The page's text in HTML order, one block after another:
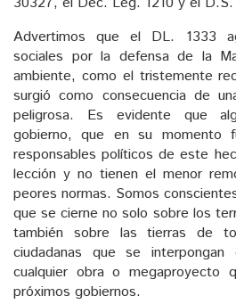
Advertimos que el DL. 1333
sociales por la defensa de la
ambiente, como el tristemente
surgió como consecuencia de
peligrosa. Es evidente que
gobierno, que en su momento
responsables políticos de este
lección y no tienen el menor
peores normas. Somos
que se cierne no solo sobre los
también sobre las tierras de
ciudadanas que se
cualquier obra o megaproyecto
próximos gobiernos.